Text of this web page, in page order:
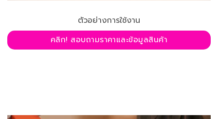
ตัวอย่างการใช้งาน
คลิก! สอบถามราคาและข้อมูลสินค้า